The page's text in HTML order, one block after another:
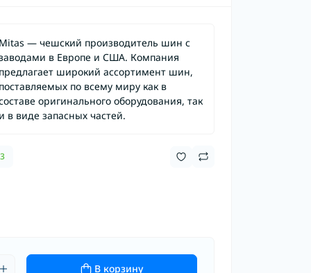
Mitas — чешский производитель шин с
в Европе и США. Компания
широкий ассортимент шин,
по всему миру как в
оригинального оборудования, так
и в виде запасных частей.
В корзину